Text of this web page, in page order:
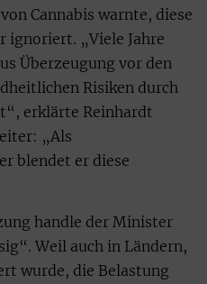
Cannabis warnte, diese
ignoriert. „Viele Jahre
Überzeugung vor den
Risiken durch
erklärte Reinhardt
„Als
blendet er diese
handle der Minister
Weil auch in Ländern,
wurde, die Belastung